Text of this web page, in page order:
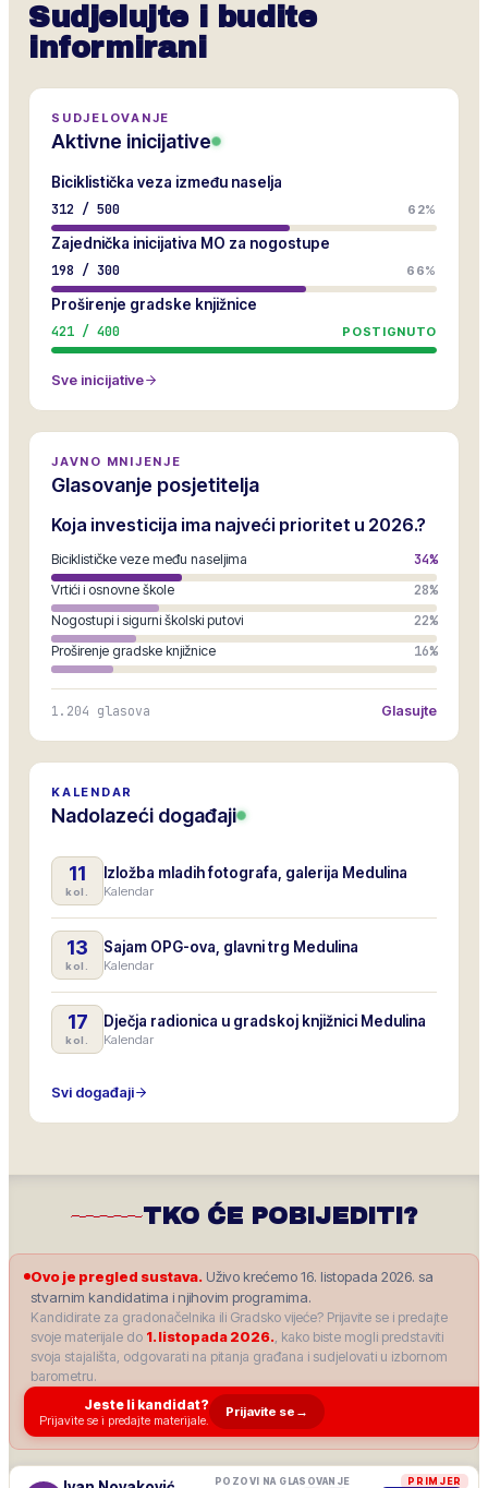
Sudjelujte i budite
informirani
SUDJELOVANJE
Aktivne inicijative
Biciklistička veza između naselja
312 / 500 62%
Zajednička inicijativa MO za nogostupe
198 / 300 66%
Proširenje gradske knjižnice
421 / 400 POSTIGNUTO
Sve inicijative
JAVNO MNIJENJE
Glasovanje posjetitelja
Koja investicija ima najveći prioritet u 2026.?
Biciklističke veze među naseljima 34%
Vrtići i osnovne škole 28%
Nogostupi i sigurni školski putovi 22%
Proširenje gradske knjižnice 16%
1.204 glasova Glasujte
KALENDAR
Nadolazeći događaji
11
kol.
Izložba mladih fotografa, galerija Medulina
Kalendar
13
kol.
Sajam OPG-ova, glavni trg Medulina
Kalendar
17
kol.
Dječja radionica u gradskoj knjižnici Medulina
Kalendar
Svi događaji
TKO ĆE POBIJEDITI?
Ovo je pregled sustava. Uživo krećemo 16. listopada 2026. sa
stvarnim kandidatima i njihovim programima.
Kandidirate za gradonačelnika ili Gradsko vijeće? Prijavite se i predajte
svoje materijale do 1. listopada 2026., kako biste mogli predstaviti
svoja stajališta, odgovarati na pitanja građana i sudjelovati u izbornom
barometru.
Jeste li kandidat?
Prijavite se i predajte materijale.
Prijavite se →
PRIMJER
POZOVI NA GLASOVANJE